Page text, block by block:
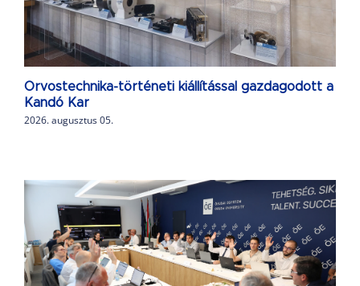
Orvostechnika-történeti kiállítással gazdagodott a
Kandó Kar
2026. augusztus 05.